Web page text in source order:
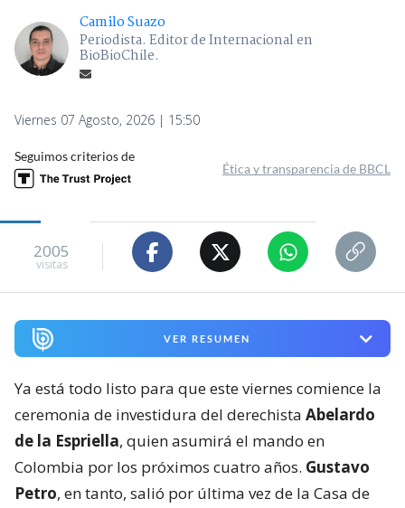
Camilo Suazo
Periodista. Editor de Internacional en
BioBioChile.
Viernes 07 Agosto, 2026 | 15:50
Seguimos criterios de
Ética y transparencia de BBCL
2005
visitas
VER RESUMEN
Ya está todo listo para que este viernes comience la
ceremonia de investidura del derechista Abelardo
de la Espriella, quien asumirá el mando en
Colombia por los próximos cuatro años. Gustavo
Petro, en tanto, salió por última vez de la Casa de